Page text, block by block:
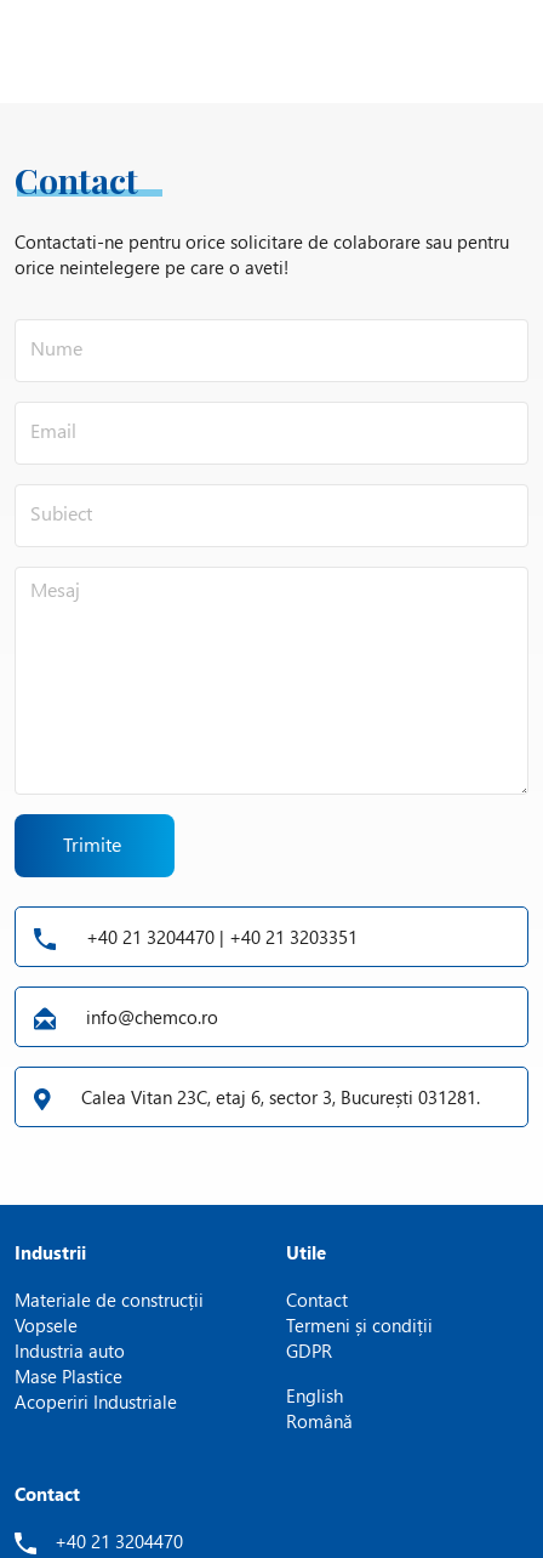
Contact
Contactati-ne pentru orice solicitare de colaborare sau pentru
orice neintelegere pe care o aveti!
Trimite
+40 21 3204470 | +40 21 3203351
info@chemco.ro
Calea Vitan 23C, etaj 6, sector 3, București 031281.
Industrii
Materiale de construcții
Vopsele
Industria auto
Mase Plastice
Acoperiri Industriale
Utile
Contact
Termeni și condiții
GDPR
English
Română
Contact
+40 21 3204470